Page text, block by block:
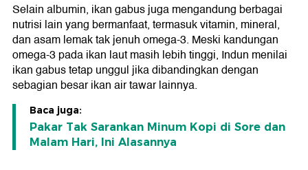
Selain albumin, ikan gabus juga mengandung berbagai
nutrisi lain yang bermanfaat, termasuk vitamin, mineral,
dan asam lemak tak jenuh omega-3. Meski kandungan
omega-3 pada ikan laut masih lebih tinggi, Indun menilai
ikan gabus tetap unggul jika dibandingkan dengan
sebagian besar ikan air tawar lainnya.
Baca juga:
Pakar Tak Sarankan Minum Kopi di Sore dan
Malam Hari, Ini Alasannya